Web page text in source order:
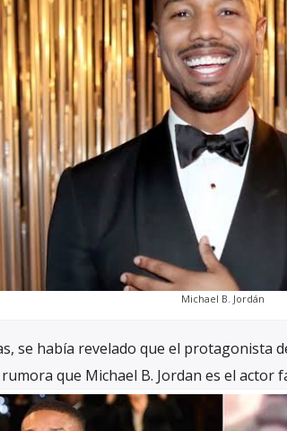
Michael B. Jordán
se había revelado que el protagonista
que Michael B. Jordan es el actor